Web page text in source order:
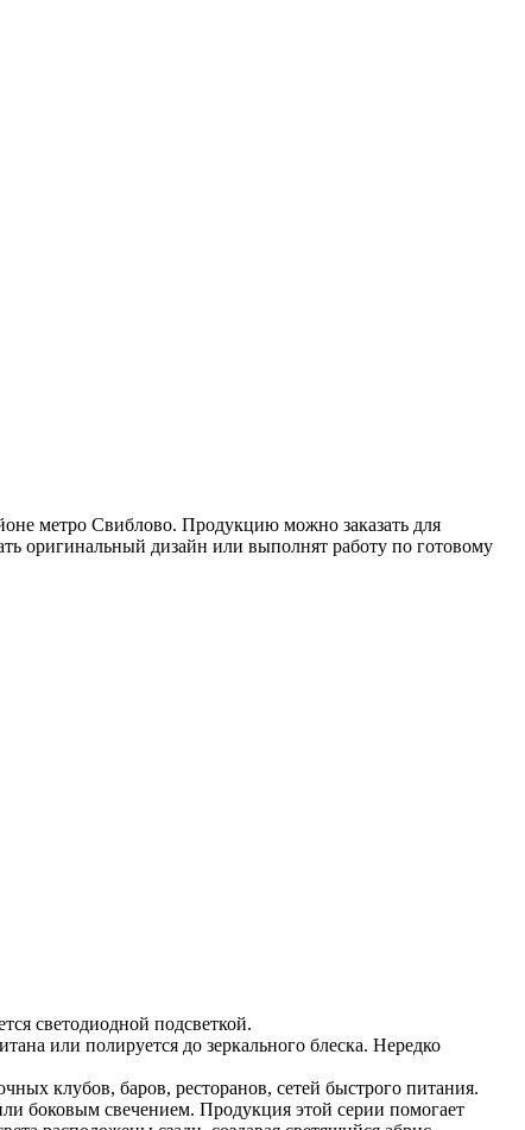
метро Свиблово. Продукцию можно заказать для
оригинальный дизайн или выполнят работу по готовому
светодиодной подсветкой.
или полируется до зеркального блеска. Нередко
клубов, баров, ресторанов, сетей быстрого питания.
боковым свечением. Продукция этой серии помогает